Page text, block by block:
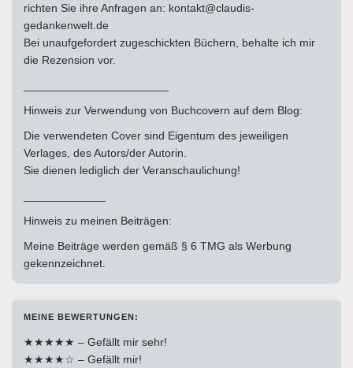
richten Sie ihre Anfragen an: kontakt@claudis-
gedankenwelt.de
Bei unaufgefordert zugeschickten Büchern, behalte ich mir
die Rezension vor.
Hinweis zur Verwendung von Buchcovern auf dem Blog:
Die verwendeten Cover sind Eigentum des jeweiligen
Verlages, des Autors/der Autorin.
Sie dienen lediglich der Veranschaulichung!
Hinweis zu meinen Beiträgen:
Meine Beiträge werden gemäß § 6 TMG als Werbung
gekennzeichnet.
MEINE BEWERTUNGEN:
★★★★★ – Gefällt mir sehr!
★★★★☆ – Gefällt mir!